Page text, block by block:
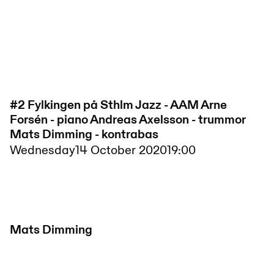
#2 Fylkingen på Sthlm Jazz - AAM Arne
Forsén - piano Andreas Axelsson - trummor
Mats Dimming - kontrabas
Wednesday14 October 202019:00
Mats Dimming